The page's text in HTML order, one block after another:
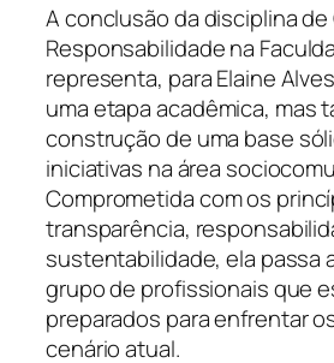
A conclusão da disciplina
Responsabilidade na
representa, para Elaine
uma etapa acadêmica, mas
construção de uma base
iniciativas na área
Comprometida com os
transparência,
sustentabilidade, ela passa
grupo de profissionais que
preparados para enfrentar
cenário atual.